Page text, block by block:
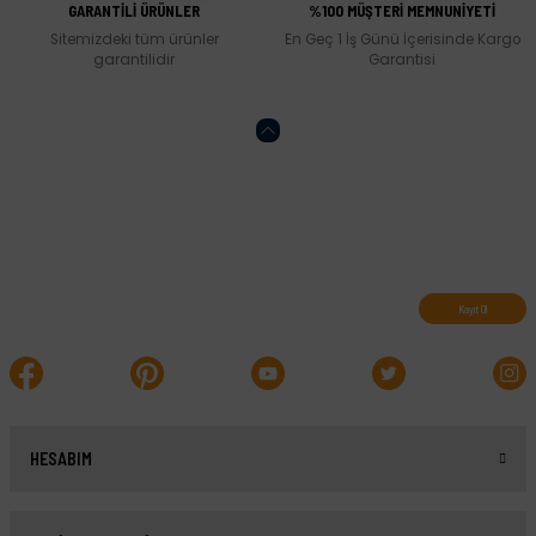
GARANTİLİ ÜRÜNLER
Sitemizdeki tüm ürünler
garantilidir
%100 MÜŞTERİ MEMNUNİYETİ
En Geç 1 İş Günü İçerisinde Kargo
Garantisi
Kayıt Ol
HESABIM